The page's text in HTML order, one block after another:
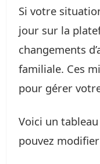
Si votre
jour sur la
changements
familiale. Ces
pour gérer
Voici un
pouvez